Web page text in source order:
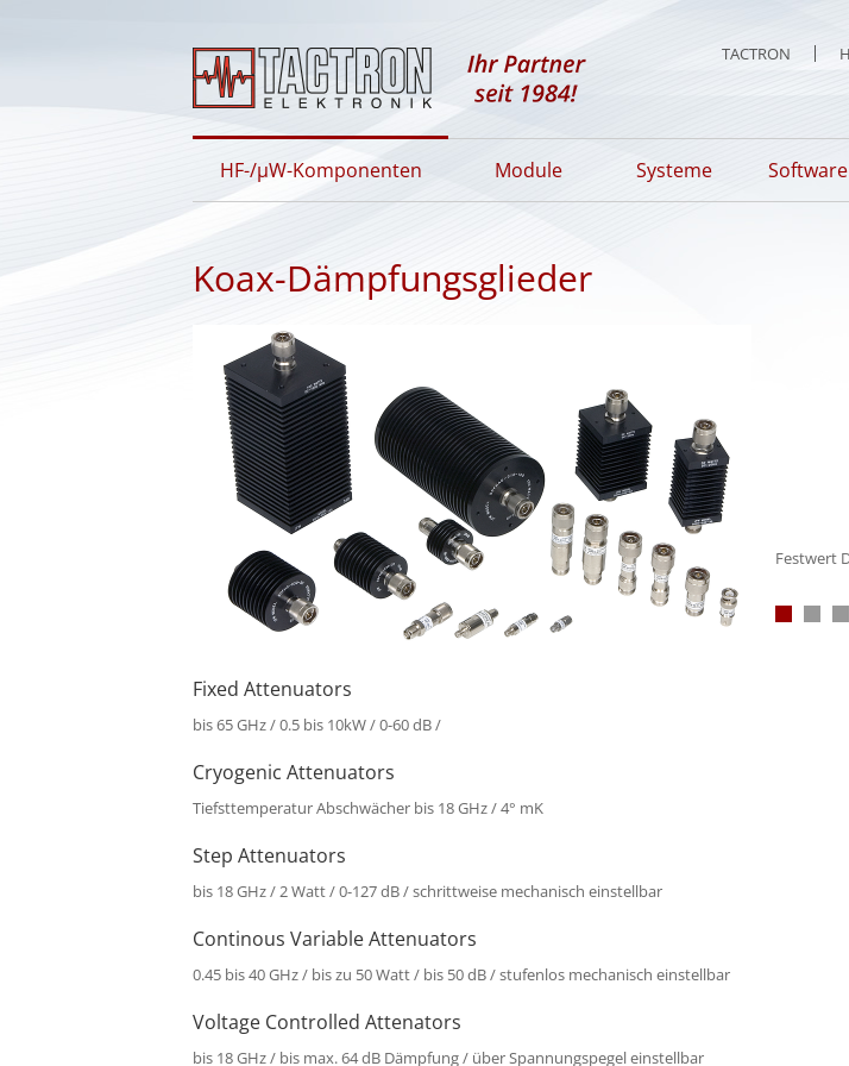
TACTRON
HF-/µW-Komponenten Module Systeme Software
Koax-Dämpfungsglieder
Festwert
Fixed Attenuators
bis 65 GHz / 0.5 bis 10kW / 0-60 dB /
Cryogenic Attenuators
Tiefsttemperatur Abschwächer bis 18 GHz / 4° mK
Step Attenuators
bis 18 GHz / 2 Watt / 0-127 dB / schrittweise mechanisch einstellbar
Continous Variable Attenuators
0.45 bis 40 GHz / bis zu 50 Watt / bis 50 dB / stufenlos mechanisch einstellbar
Voltage Controlled Attenators
bis 18 GHz / bis max. 64 dB Dämpfung / über Spannungspegel einstellbar